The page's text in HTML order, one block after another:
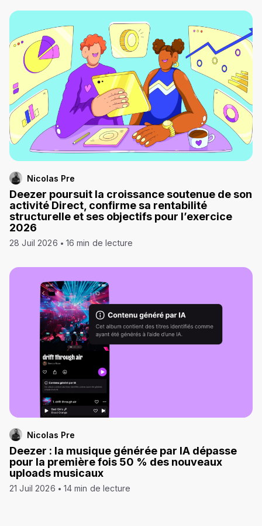
Nicolas Pre
Deezer poursuit la croissance soutenue de son
activité Direct, confirme sa rentabilité
structurelle et ses objectifs pour l’exercice
2026
28 Juil 2026 16 min de lecture
Nicolas Pre
Deezer : la musique générée par IA dépasse
pour la première fois 50 % des nouveaux
uploads musicaux
21 Juil 2026 14 min de lecture